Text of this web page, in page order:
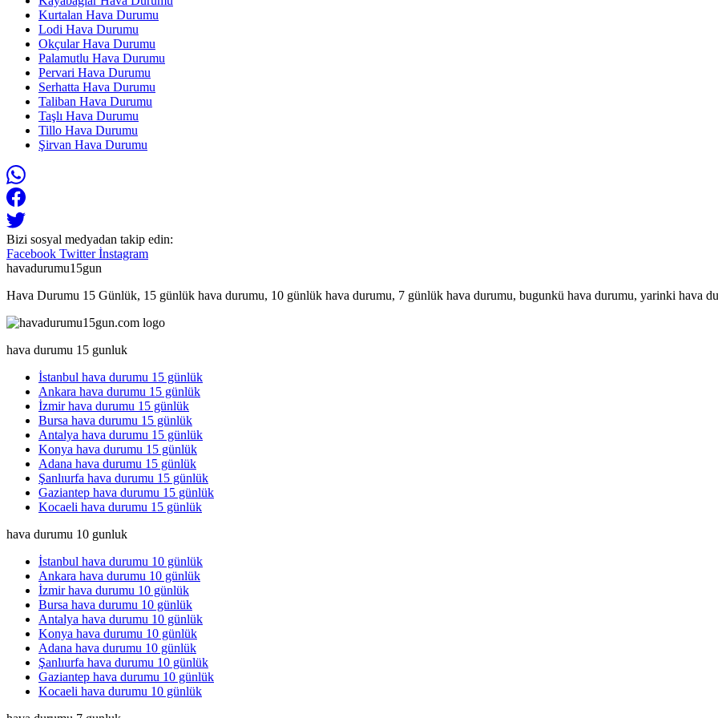
Kurtalan Hava Durumu
Lodi Hava Durumu
Okçular Hava Durumu
Palamutlu Hava Durumu
Pervari Hava Durumu
Serhatta Hava Durumu
Taliban Hava Durumu
Taşlı Hava Durumu
Tillo Hava Durumu
Şirvan Hava Durumu
Bizi sosyal medyadan takip edin:
Facebook Twitterİnstagram
havadurumu15gun
Hava Durumu 15 Günlük, 15 günlük hava durumu, 10 günlük hava durumu, 7 günlük hava durumu, bugunkü hava durumu, yarinki hava
hava durumu 15 gunluk
İstanbul hava durumu 15 günlük
Ankara hava durumu 15 günlük
İzmir hava durumu 15 günlük
Bursa hava durumu 15 günlük
Antalya hava durumu 15 günlük
Konya hava durumu 15 günlük
Adana hava durumu 15 günlük
Şanlıurfa hava durumu 15 günlük
Gaziantep hava durumu 15 günlük
Kocaeli hava durumu 15 günlük
hava durumu 10 gunluk
İstanbul hava durumu 10 günlük
Ankara hava durumu 10 günlük
İzmir hava durumu 10 günlük
Bursa hava durumu 10 günlük
Antalya hava durumu 10 günlük
Konya hava durumu 10 günlük
Adana hava durumu 10 günlük
Şanlıurfa hava durumu 10 günlük
Gaziantep hava durumu 10 günlük
Kocaeli hava durumu 10 günlük